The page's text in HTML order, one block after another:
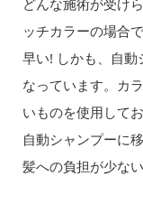
どんな施術が受け
ッチカラーの場合
早い! しかも、自動
なっています。カ
いものを使用して
自動シャンプーに
髪への負担が少な